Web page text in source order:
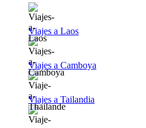
Viajes a Laos
Viajes a Camboya
Viajes a Tailandia